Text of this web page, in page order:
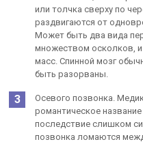
или толчка сверху по
раздвигаются от
Может быть два вида
множеством осколков,
масс. Спинной мозг
быть разорваны.
Осевого позвонка.
романтическое
последствие слишком
позвонка ломаются